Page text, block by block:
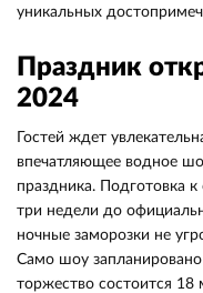
уникальных
Праздник
2024
Гостей ждет
впечатляющее водное
праздника. Подготовка
три недели до
ночные заморозки не
Само шоу
торжество состоится